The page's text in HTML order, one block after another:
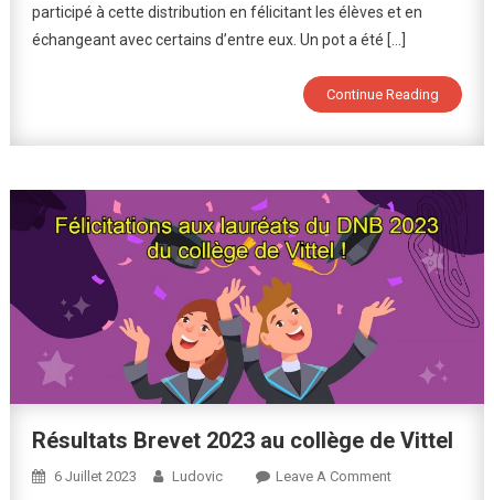
DNB/CFG
participé à cette distribution en félicitant les élèves et en
échangeant avec certains d’entre eux. Un pot a été […]
Continue Reading
Résultats Brevet 2023 au collège de Vittel
6 Juillet 2023 Ludovic Leave A CommentOn